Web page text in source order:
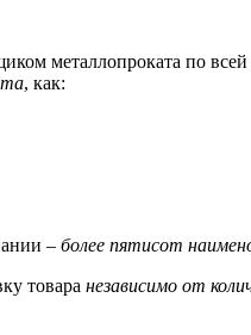
металлопроката по
, как:
– более пятисот
товара независимо от